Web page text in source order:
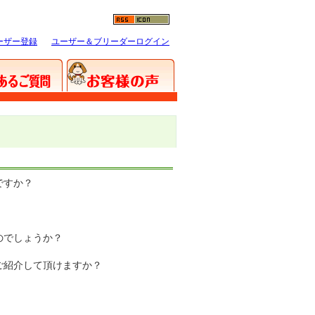
ザー登録 ユーザー＆ブリーダーログイン
か？
しょうか？
介して頂けますか？